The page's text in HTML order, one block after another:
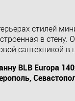
стилей
в стену.
сантехникой в
BLB Europa